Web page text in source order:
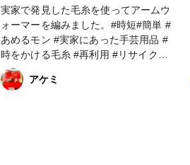
実家で発見した毛糸を使ってアームウ
ォーマーを編みました。#時短#簡単 #
あめるモン #実家にあった手芸用品 #
時をかける毛糸 #再利用 #リサイクル
#ファンれぽ_Tokaiグループ
アケミ